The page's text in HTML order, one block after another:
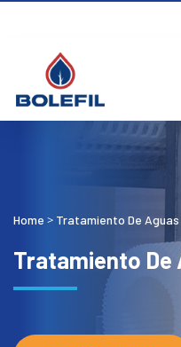
Home > Tratamiento De Aguas
Tratamiento De